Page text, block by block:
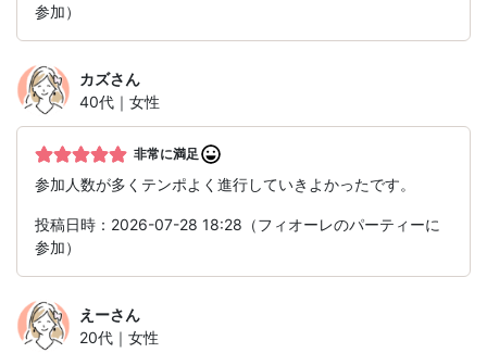
参加）
カズさん
40代｜女性
非常に満足
参加人数が多くテンポよく進行していきよかったです。
投稿日時：2026-07-28 18:28（フィオーレのパーティーに
参加）
えーさん
20代｜女性